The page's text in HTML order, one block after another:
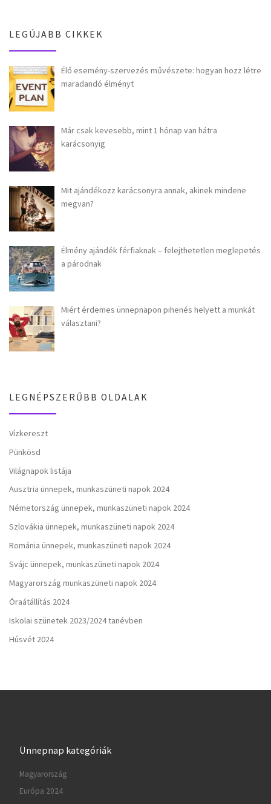
LEGÚJABB CIKKEK
Élő esemény-szervezés művészete: hogyan hozz létre
maradandó élményt
Már csak kevesebb, mint 1 hónap van hátra
karácsonyig
Mit ajándékozz karácsonyra annak, akinek mindene
megvan?
Élmény ajándék férfiaknak – felejthetetlen meglepetés
a párodnak
Miért érdemes ünnepnapon pihenés helyett a munkát
választani?
LEGNÉPSZERŰBB OLDALAK
Vízkereszt
Pünkösd
Világnapok listája
Ausztria ünnepek, munkaszüneti napok 2024
Németország ünnepek, munkaszüneti napok 2024
Szlovákia ünnepek, munkaszüneti napok 2024
Románia ünnepek, munkaszüneti napok 2024
Svájc ünnepek, munkaszüneti napok 2024
Magyarország munkaszüneti napok 2024
Óraátállítás 2024
Iskolai szünetek 2023/2024 tanévben
Húsvét 2024
Ünnepnap kategóriák
Magyarország
Európa 2024